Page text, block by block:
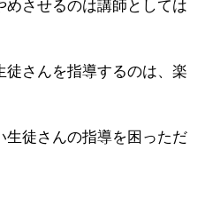
させるのは講師としては
徒さんを指導するのは、楽
生徒さんの指導を困っただ